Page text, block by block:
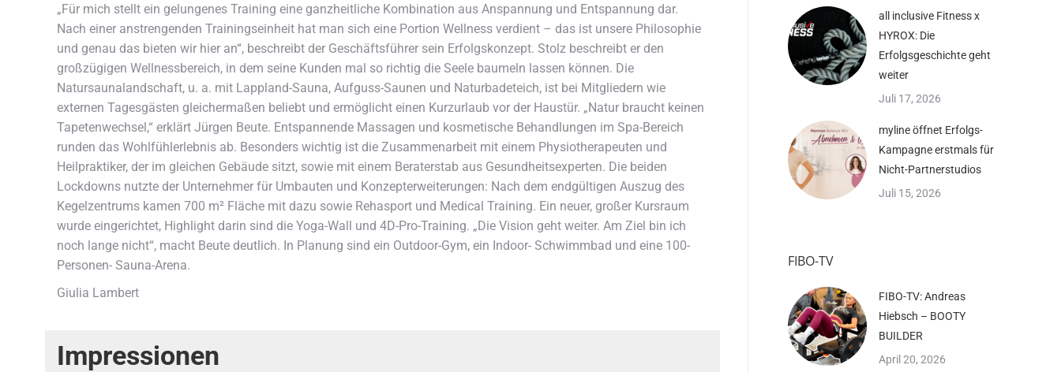
„Für mich stellt ein gelungenes Training eine ganzheitliche Kombination aus Anspannung und Entspannung dar.
Nach einer anstrengenden Trainingseinheit hat man sich eine Portion Wellness verdient – das ist unsere Philosophie
und genau das bieten wir hier an“, beschreibt der Geschäftsführer sein Erfolgskonzept. Stolz beschreibt er den
großzügigen Wellnessbereich, in dem seine Kunden mal so richtig die Seele baumeln lassen können. Die
Natursaunalandschaft, u. a. mit Lappland-Sauna, Aufguss-Saunen und Naturbadeteich, ist bei Mitgliedern wie
externen Tagesgästen gleichermaßen beliebt und ermöglicht einen Kurzurlaub vor der Haustür. „Natur braucht keinen
Tapetenwechsel,“ erklärt Jürgen Beute. Entspannende Massagen und kosmetische Behandlungen im Spa-Bereich
runden das Wohlfühlerlebnis ab. Besonders wichtig ist die Zusammenarbeit mit einem Physiotherapeuten und
Heilpraktiker, der im gleichen Gebäude sitzt, sowie mit einem Beraterstab aus Gesundheitsexperten. Die beiden
Lockdowns nutzte der Unternehmer für Umbauten und Konzepterweiterungen: Nach dem endgültigen Auszug des
Kegelzentrums kamen 700 m² Fläche mit dazu sowie Rehasport und Medical Training. Ein neuer, großer Kursraum
wurde eingerichtet, Highlight darin sind die Yoga-Wall und 4D-Pro-Training. „Die Vision geht weiter. Am Ziel bin ich
noch lange nicht“, macht Beute deutlich. In Planung sind ein Outdoor-Gym, ein Indoor- Schwimmbad und eine 100-
Personen- Sauna-Arena.
Giulia Lambert
Impressionen
all inclusive Fitness x
HYROX: Die
Erfolgsgeschichte geht
weiter
Juli 17, 2026
myline öffnet Erfolgs-
Kampagne erstmals für
Nicht-Partnerstudios
Juli 15, 2026
FIBO-TV
FIBO-TV: Andreas
Hiebsch – BOOTY
BUILDER
April 20, 2026